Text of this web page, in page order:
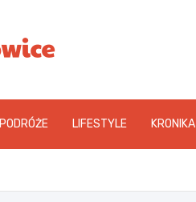
PODRÓŻE LIFESTYLE